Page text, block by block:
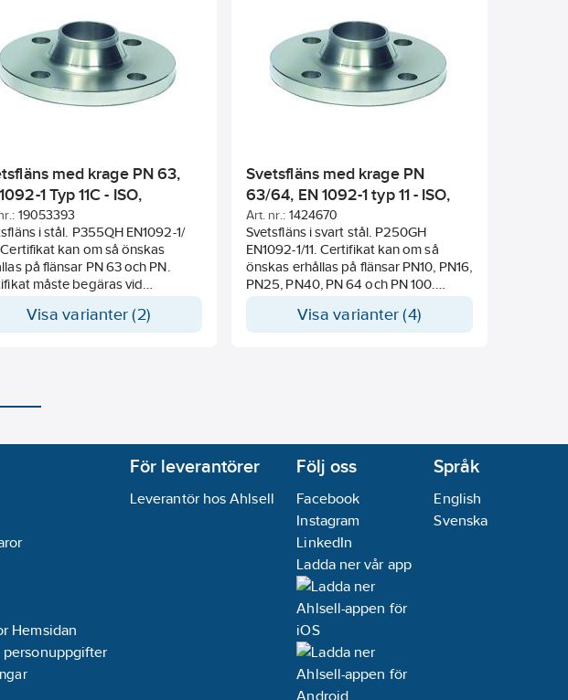
med krage PN 63,
1 Typ 11C - ISO,
19053393
i stål. P355QH EN1092-1/
Certifikat kan om så önskas
på flänsar PN 63 och PN.
måste begäras vid
Visa varianter (2)
Svetsfläns med krage PN
63/64, EN 1092-1 typ 11 - ISO,
P250GH
Art. nr.: 1424670
Svetsfläns i svart stål. P250GH
EN1092-1/11. Certifikat kan om så
önskas erhållas på flänsar PN10, PN16,
PN25, PN40, PN 64 och PN 100.
beställningstillfället! Mått i mm.
Visa varianter (4)
Hemsidan
personuppgifter
För leverantörer
Leverantör hos Ahlsell
Följ oss
Facebook
Instagram
LinkedIn
Ladda ner vår app
Språk
English
Svenska